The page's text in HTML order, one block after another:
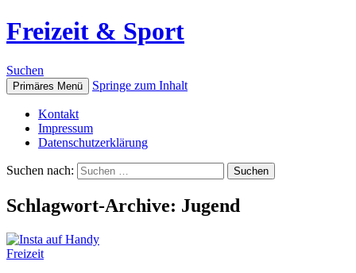
Freizeit & Sport
Suchen
Primäres Menü Springe zum Inhalt
Kontakt
Impressum
Datenschutzerklärung
Suchen nach:
Schlagwort-Archive: Jugend
Freizeit